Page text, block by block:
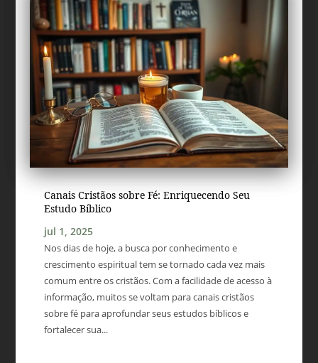
Canais Cristãos sobre Fé: Enriquecendo Seu
Estudo Bíblico
jul 1, 2025
Nos dias de hoje, a busca por conhecimento e
crescimento espiritual tem se tornado cada vez mais
comum entre os cristãos. Com a facilidade de acesso à
informação, muitos se voltam para canais cristãos
sobre fé para aprofundar seus estudos bíblicos e
fortalecer sua...